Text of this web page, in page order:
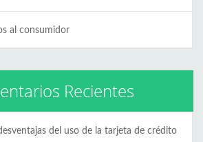
al consumidor
Recientes
del uso de la tarjeta de crédito